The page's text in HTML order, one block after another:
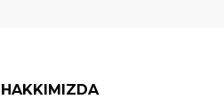
HAKKIMIZDA